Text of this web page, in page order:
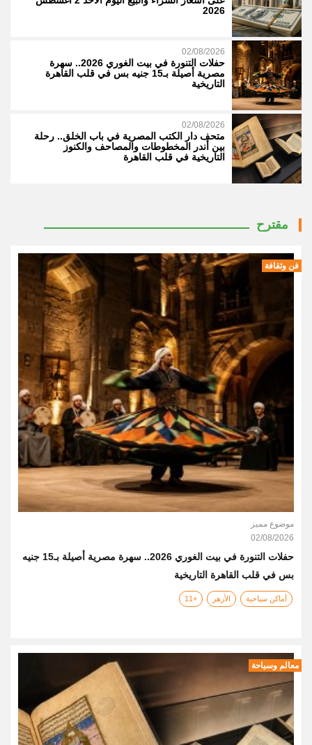
2026
02/08/2026
حفلات التنورة في بيت الغوري 2026.. سهرة
مصرية أصيلة بـ15 جنيه بس في قلب القاهرة
التاريخية
02/08/2026
متحف دار الكتب المصرية في باب الخلق.. رحلة
بين أندر المخطوطات والمصاحف والكنوز
التاريخية في قلب القاهرة
مقترح
فن وثقافة
موضوع مميز
02/08/2026
حفلات التنورة في بيت الغوري 2026.. سهرة مصرية أصيلة بـ15 جنيه
بس في قلب القاهرة التاريخية
أماكن سياحية الأزهر +11
معالم وسياحة